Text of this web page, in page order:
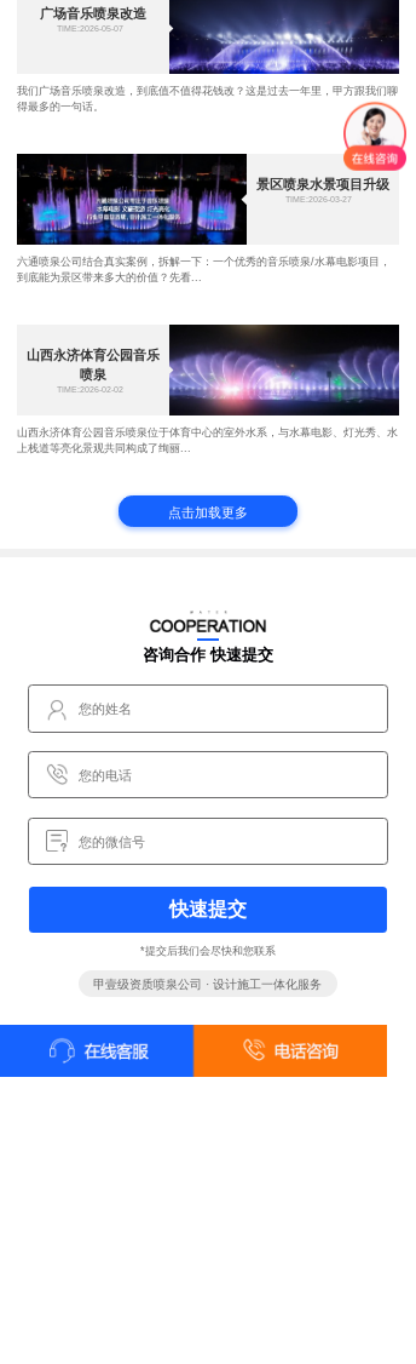
广场音乐喷泉改造
TIME:2026-05-07
我们广场音乐喷泉改造，到底值不值得花钱改？这是过去一年里，甲方跟我们聊
得最多的一句话。
景区喷泉水景项目升级
TIME:2026-03-27
六通喷泉公司结合真实案例，拆解一下：一个优秀的音乐喷泉/水幕电影项目，
到底能为景区带来多大的价值？先看...
山西永济体育公园音乐
喷泉
TIME:2026-02-02
山西永济体育公园音乐喷泉位于体育中心的室外水系，与水幕电影、灯光秀、水
上栈道等亮化景观共同构成了绚丽...
点击加载更多
咨询合作 快速提交
快速提交
*提交后我们会尽快和您联系
甲壹级资质喷泉公司 · 设计施工一体化服务